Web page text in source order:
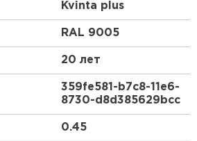
и высота ступеньки 30 мм
натуральной черепицы.
геометрию волны.
Kvinta plus
RAL 9005
20 лет
359fe581-b7c8-11e6-
8730-d8d385629bcc
0.45